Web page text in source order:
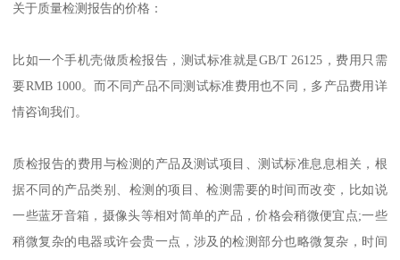
关于质量检测报告的价格：
比如一个手机壳做质检报告，测试标准就是GB/T 26125，费用只需
要RMB 1000。而不同产品不同测试标准费用也不同，多产品费用详
情咨询我们。
质检报告的费用与检测的产品及测试项目、测试标准息息相关，根
据不同的产品类别、检测的项目、检测需要的时间而改变，比如说
一些蓝牙音箱，摄像头等相对简单的产品，价格会稍微便宜点;一些
稍微复杂的电器或许会贵一点，涉及的检测部分也略微复杂，时间